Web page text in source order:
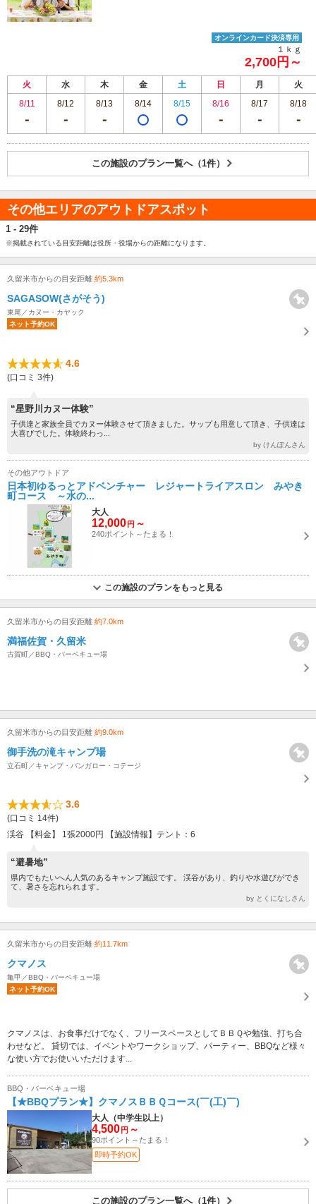
オンラインカード決済専用
１ｋｇ
2,700円～
火 水 木 金 土 日 月
火
8/11
8/12 8/13 8/14 8/15 8/16 8/17 8/18
この施設のプラン一覧へ（1件）
その他エリアのアウトドアスポット
1 - 29件
※掲載されている目安距離は役所・役場からの距離になります。
久留米市からの目安距離 約5.3km
SAGASOW(さがそう)
東尾／カヌー・カヤック
ネット予約OK
4.6
(口コミ 3件)
“星野川カヌー体験”
子供達と家族全員でカヌー体験させて頂きました。サップも用意して頂き、子供達は
大喜びでした。体験終わっ...
by けんぽんさん
その他アウトドア
日本初ゆるっとアドベンチャー レジャートライアスロン みやき
町コース ～水の...
大人
12,000 円 ～
240ポイント～たまる！
この施設のプランをもっと見る
久留米市からの目安距離 約7.0km
満福佐賀・久留米
古賀町／BBQ・バーベキュー場
久留米市からの目安距離 約9.0km
御手洗の滝キャンプ場
立石町／キャンプ・バンガロー・コテージ
3.6
(口コミ 14件)
渓谷 【料金】 1張2000円 【施設情報】テント：6
“避暑地”
県内でもたいへん人気のあるキャンプ施設です。 渓谷があり、釣りや水遊びができ
て、暑さを忘れられます。
by とくになしさん
久留米市からの目安距離 約11.7km
クマノス
亀甲／BBQ・バーベキュー場
ネット予約OK
クマノスは、お食事だけでなく、フリースペースとしてＢＢＱや勉強、打ち合
わせなど。 貸切では、イベントやワークショップ、パーティー、BBQなど様々
な使い方でお使いいただけます...
BBQ・バーベキュー場
【★BBQプラン★】クマノスＢＢＱコース(￣(工)￣)
大人（中学生以上）
4,500 円 ～
90ポイント～たまる！
即時予約OK
この施設のプラン一覧へ（1件）